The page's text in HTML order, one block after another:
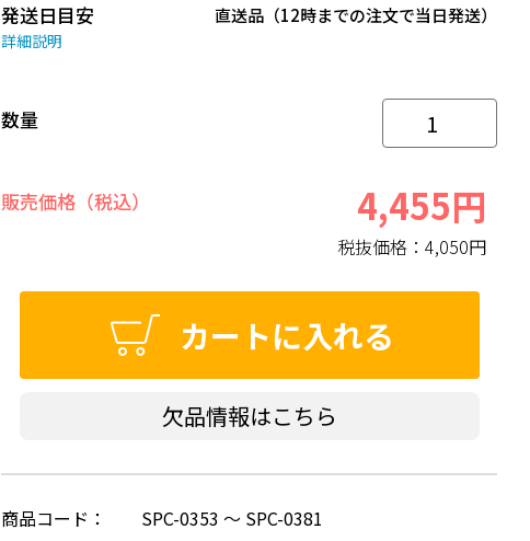
発送日目安
詳細説明
直送品（12時までの注文で当日発送）
数量
販売価格（税込） 4,455円
税抜価格： 4,050円
カートに入れる
欠品情報はこちら
商品コード：
SPC-0353 ～ SPC-0381